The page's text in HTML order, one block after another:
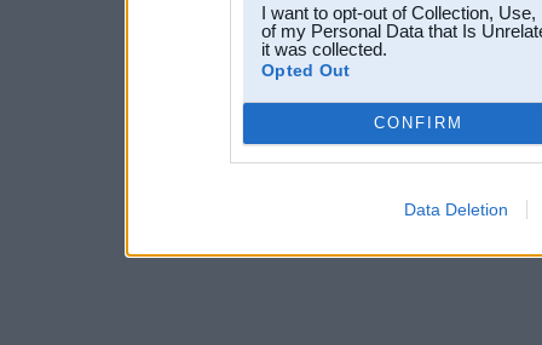
I want to opt-out of Collection,
of my Personal Data that Is
it was collected.
Opted Out
CONFIRM
Data Deletion